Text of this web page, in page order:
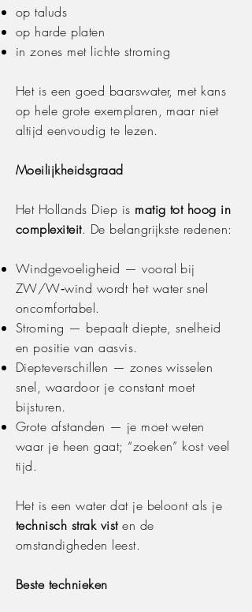
op taluds
op harde platen
in zones met lichte stroming
Het is een goed baarswater, met kans
op hele grote exemplaren, maar niet
altijd eenvoudig te lezen.
Moeilijkheidsgraad
Het Hollands Diep is matig tot hoog in
complexiteit. De belangrijkste redenen:
Windgevoeligheid — vooral bij
ZW/W‑wind wordt het water snel
oncomfortabel.
Stroming — bepaalt diepte, snelheid
en positie van aasvis.
Diepteverschillen — zones wisselen
snel, waardoor je constant moet
bijsturen.
Grote afstanden — je moet weten
waar je heen gaat; “zoeken” kost veel
tijd.
Het is een water dat je beloont als je
technisch strak visten de
omstandigheden leest.
Beste technieken